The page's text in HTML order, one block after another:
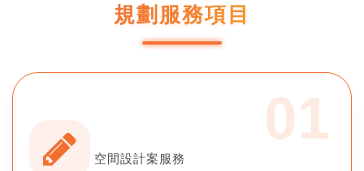
規劃服務項目
空間設計案服務
01